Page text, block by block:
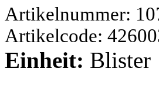
Artikelnummer:
Artikelcode:
Einheit: Blister